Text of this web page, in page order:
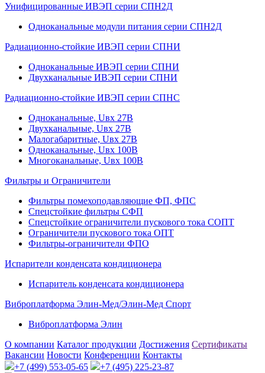
Унифицированные ИВЭП серии СПН2Д
Одноканальные модули питания серии СПН2Д
Радиационно-стойкие ИВЭП серии СПНИ
Одноканальные ИВЭП серии СПНИ
Двухканальные ИВЭП серии СПНИ
Радиационно-стойкие ИВЭП серии СПНС
Одноканальные, Uвх 27В
Двухканальные, Uвх 27В
Малогабаритные, Uвх 27В
Одноканальные, Uвх 100В
Многоканальные, Uвх 100В
Фильтры и Ограничители
Фильтры помехоподавляющие ФП, ФПС
Спецстойкие фильтры СФП
Спецстойкие ограничители пускового тока СОПТ
Ограничители пускового тока ОПТ
Фильтры-ограничители ФПО
Испарители конденсата кондиционера
Испаритель конденсата кондиционера
Виброплатформа Элин-Мед/Элин-Мед Спорт
Виброплатформа Элин
О компании Каталог продукции Достижения Сертификаты
Вакансии Новости Конференции Контакты
+7 (499) 553-05-65
+7 (495) 225-23-87